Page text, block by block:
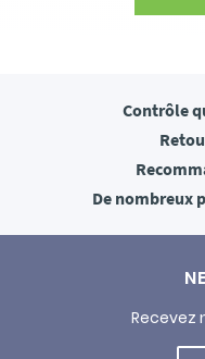
Contrôle
De nombreux
Recevez